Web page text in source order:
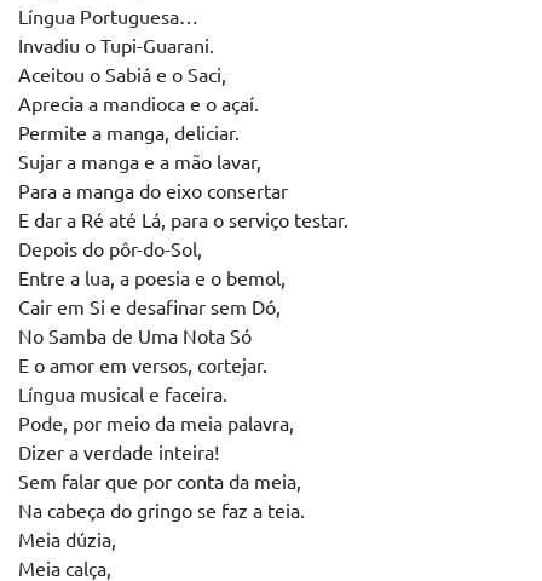
Língua Portuguesa…
Invadiu o Tupi-Guarani.
Aceitou o Sabiá e o Saci,
Aprecia a mandioca e o açaí.
Permite a manga, deliciar.
Sujar a manga e a mão lavar,
Para a manga do eixo consertar
E dar a Ré até Lá, para o serviço testar.
Depois do pôr-do-Sol,
Entre a lua, a poesia e o bemol,
Cair em Si e desafinar sem Dó,
No Samba de Uma Nota Só
E o amor em versos, cortejar.
Língua musical e faceira.
Pode, por meio da meia palavra,
Dizer a verdade inteira!
Sem falar que por conta da meia,
Na cabeça do gringo se faz a teia.
Meia dúzia,
Meia calça,